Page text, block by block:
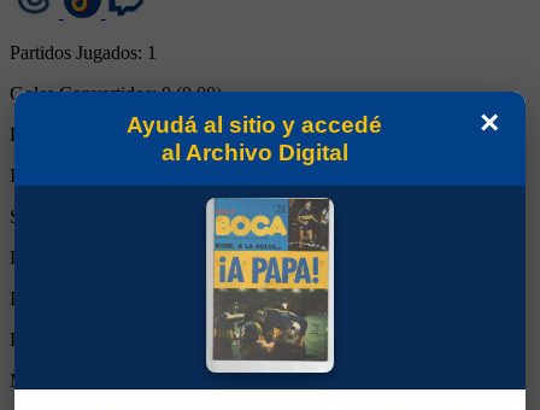
Partidos Jugados: 1
Goles Convertidos:0 (0.00)
Partidos de titular:1
Ingresos desde el banco:
Suplente:
Partidos completos:
Expulsiones:
Partidos reemplazado:
Minutos Disputados:
×
Ayudá al sitio y accedé
al Archivo Digital